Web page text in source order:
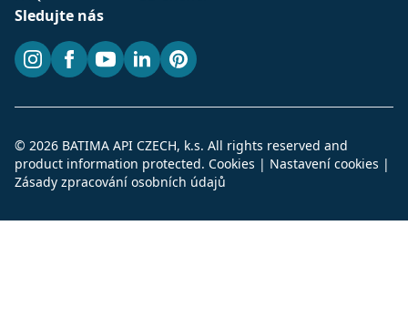
Sledujte nás
Instagram
FacebookYouTubeLinkedInPinterest
© 2026 BATIMA API CZECH, k.s. All rights reserved and
product information protected. Cookies | Nastavení cookies |
Zásady zpracování osobních údajů